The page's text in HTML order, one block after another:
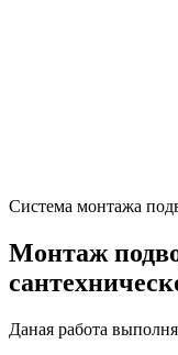
Система монтажа
Монтаж
Даная работа